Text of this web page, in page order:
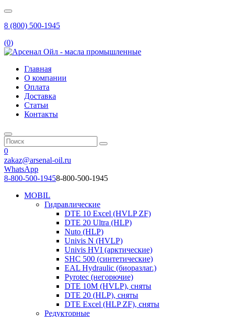
8 (800) 500-1945
(0)
Главная
О компании
Оплата
Доставка
Статьи
Контакты
0
zakaz@arsenal-oil.ru
WhatsApp
8-800-500-19458-800-500-1945
MOBIL
Гидравлические
DTE 10 Excel (HVLP ZF)
DTE 20 Ultra (HLP)
Nuto (HLP)
Univis N (HVLP)
Univis HVI (арктические)
SHC 500 (синтетические)
EAL Hydraulic (биоразлаг.)
Pyrotec (негорючие)
DTE 10M (HVLP), сняты
DTE 20 (HLP), сняты
DTE Excel (HLP ZF), сняты
Редукторные